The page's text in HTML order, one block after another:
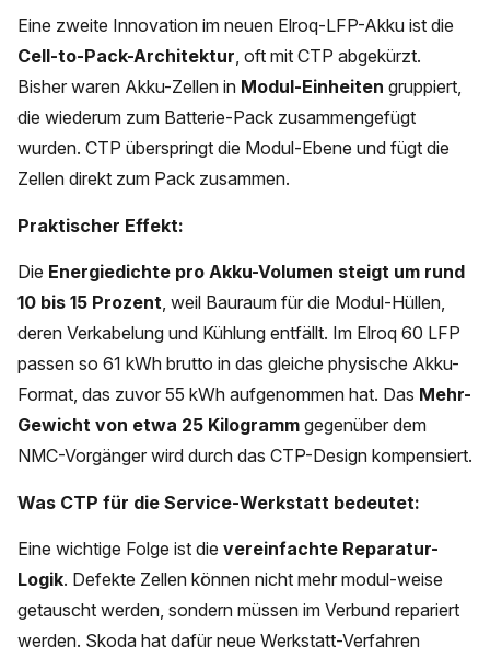
Eine zweite Innovation im neuen Elroq-LFP-Akku ist die
Cell-to-Pack-Architektur, oft mit CTP abgekürzt.
Bisher waren Akku-Zellen in Modul-Einheiten gruppiert,
die wiederum zum Batterie-Pack zusammengefügt
wurden. CTP überspringt die Modul-Ebene und fügt die
Zellen direkt zum Pack zusammen.
Praktischer Effekt:
Die Energiedichte pro Akku-Volumen steigt um rund
10 bis 15 Prozent, weil Bauraum für die Modul-Hüllen,
deren Verkabelung und Kühlung entfällt. Im Elroq 60 LFP
passen so 61 kWh brutto in das gleiche physische Akku-
Format, das zuvor 55 kWh aufgenommen hat. Das Mehr-
Gewicht von etwa 25 Kilogramm gegenüber dem
NMC-Vorgänger wird durch das CTP-Design kompensiert.
Was CTP für die Service-Werkstatt bedeutet:
Eine wichtige Folge ist die vereinfachte Reparatur-
Logik. Defekte Zellen können nicht mehr modul-weise
getauscht werden, sondern müssen im Verbund repariert
werden. Skoda hat dafür neue Werkstatt-Verfahren